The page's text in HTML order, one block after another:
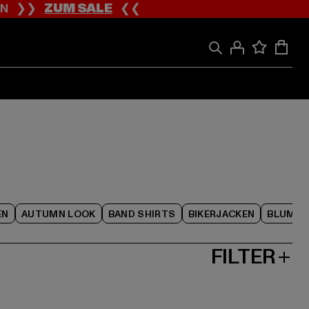
❯❯ZUM SALE❮❮
AUTUMN LOOK BAND SHIRTS BIKERJACKEN
FILTER